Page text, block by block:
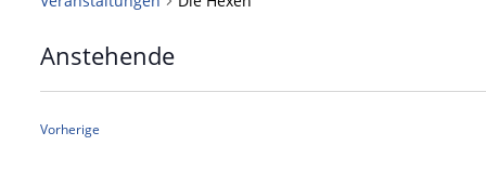
Anstehende
VorherigeVeranstaltungen